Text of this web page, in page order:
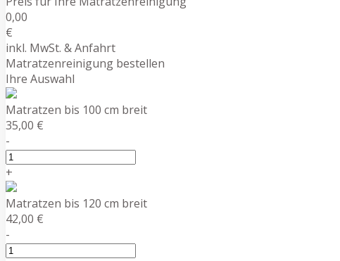
0,00
€
inkl. MwSt. & Anfahrt
Matratzenreinigung bestellen
Ihre Auswahl
Matratzen bis 100 cm breit
35,00 €
-
+
Matratzen bis 120 cm breit
42,00 €
-